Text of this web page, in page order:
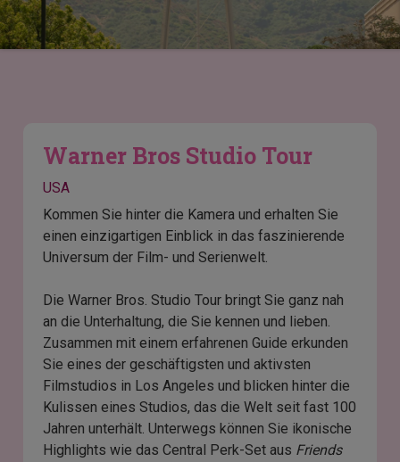
Warner Bros Studio Tour
USA
Kommen Sie hinter die Kamera und erhalten Sie
einen einzigartigen Einblick in das faszinierende
Universum der Film- und Serienwelt.
Die Warner Bros. Studio Tour bringt Sie ganz nah
an die Unterhaltung, die Sie kennen und lieben.
Zusammen mit einem erfahrenen Guide erkunden
Sie eines der geschäftigsten und aktivsten
Filmstudios in Los Angeles und blicken hinter die
Kulissen eines Studios, das die Welt seit fast 100
Jahren unterhält. Unterwegs können Sie ikonische
Highlights wie das Central Perk-Set aus Friends